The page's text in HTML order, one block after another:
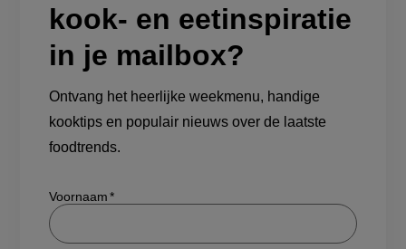
kook- en eetinspiratie
in je mailbox?
Ontvang het heerlijke weekmenu, handige
kooktips en populair nieuws over de laatste
foodtrends.
Show/hide
Voornaam